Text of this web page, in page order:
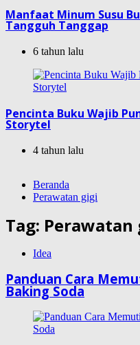
Manfaat Minum Susu
Tangguh Tanggap
6 tahun lalu
Pencinta Buku Wajib
Storytel
4 tahun lalu
Beranda
Perawatan gigi
Tag: Perawatan
Idea
Panduan Cara
Baking Soda